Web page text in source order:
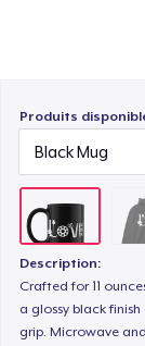
Produits
Description:
Crafted for 11
a glossy black
grip. Microwave